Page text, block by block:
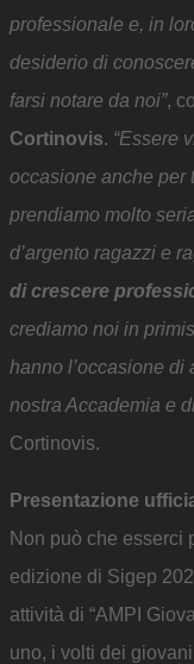
professionale e, in
desiderio di
farsi notare da noi”,
Cortinovis. “Essere
occasione anche per
prendiamo molto
d’argento ragazzi e
di crescere
crediamo noi in
hanno l’occasione
nostra Accademia e
Cortinovis.
Presentazione
Non può che esserci
edizione di Sigep
attività di “AMPI
uno, i volti dei